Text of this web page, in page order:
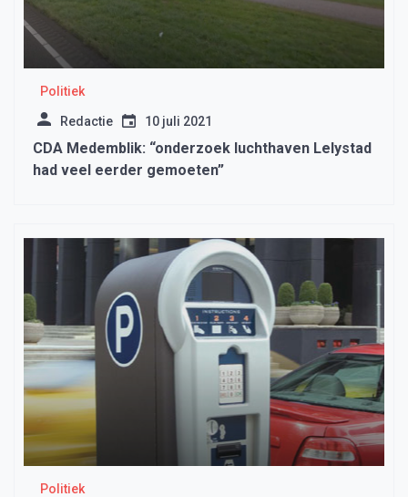
Politiek
Redactie 10 juli 2021
CDA Medemblik: “onderzoek luchthaven Lelystad
had veel eerder gemoeten”
Politiek